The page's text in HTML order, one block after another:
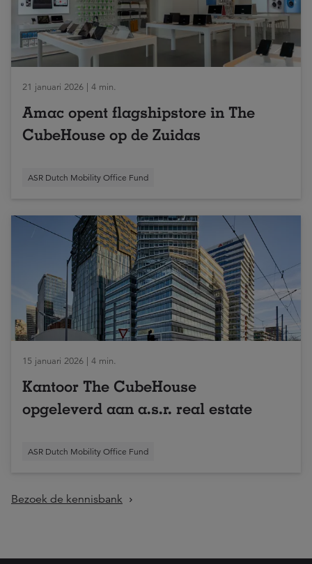
21 januari 2026 | 4 min.
Amac opent flagshipstore in The
CubeHouse op de Zuidas
ASR Dutch Mobility Office Fund
15 januari 2026 | 4 min.
Kantoor The CubeHouse
opgeleverd aan a.s.r. real estate
ASR Dutch Mobility Office Fund
Bezoek de kennisbank